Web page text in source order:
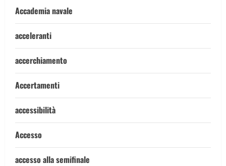
Accademia navale
acceleranti
accerchiamento
Accertamenti
accessibilità
Accesso
accesso alla semifinale